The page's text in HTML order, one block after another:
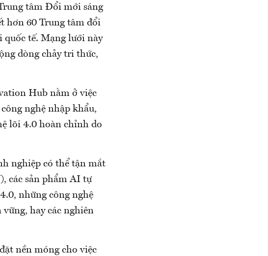
tâm Đổi mới sáng
hơn 60 Trung tâm đổi
quốc tế. Mạng lưới này
dòng chảy tri thức,
Hub nằm ở việc
nghệ nhập khẩu,
lõi 4.0 hoàn chỉnh do
nghiệp có thể tận mắt
các sản phẩm AI tự
những công nghệ
hay các nghiên
nền móng cho việc